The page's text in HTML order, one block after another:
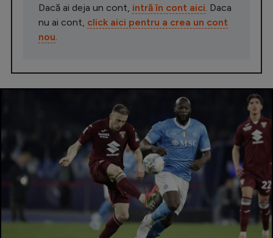
Dacă ai deja un cont, intră în cont aici . Daca
nu ai cont, click aici pentru a crea un cont
nou